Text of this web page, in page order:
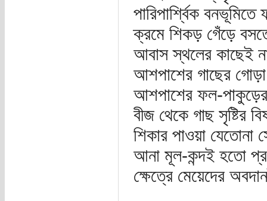
পারিপার্শ্বিক
ক্রমে শিকড় গেঁড়ে
আবাস স্থলের কাছেই
আশপাশের গাছের
আশপাশের ফল-
বীজ থেকে গাছ সৃষ্টির
শিকার পাওয়া
আনা মূল-কন্দই হতো
ক্ষেত্রে মেয়েদের